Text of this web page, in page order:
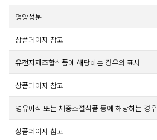
영양성분
상품페이지 참고
유전자재조합식품에 해당하는 경우의 표시
상품페이지 참고
영유아식 또는 체중조절식품 등에 해당하는 경
상품페이지 참고